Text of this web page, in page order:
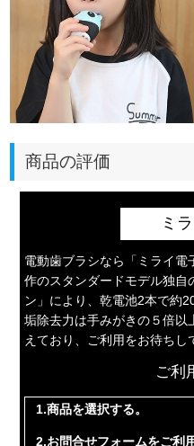
商品の評価
ミ
電動歯ブラシなら「ミライ
作のスタンダードモデル独自
ン」により、乾電池2本で約
垢除去力は手みがきの５倍以
えており、ご利用をお待ちし
ご利
1.商品を選択する。
2.お問合せフォームをご利